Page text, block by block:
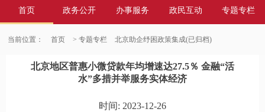
首页 政务公开 办事服务 政民互动 专题专栏
当前位置： 首页 > 专题专栏 北京助企纾困政策集成(已归档)
北京地区普惠小微贷款年均增速达27.5％ 金融“活
水”多措并举服务实体经济
时间: 2023-12-26